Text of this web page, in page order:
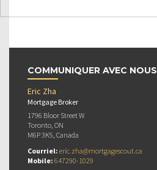
COMMUNIQUER AVEC NOUS
Eric Zha
Mortgage Broker
1796 Bloor Street W
Toronto, ON
M6P 3K5, Canada
Courriel: eric.zha@mortgagescout.ca
Mobile: 647290-1029